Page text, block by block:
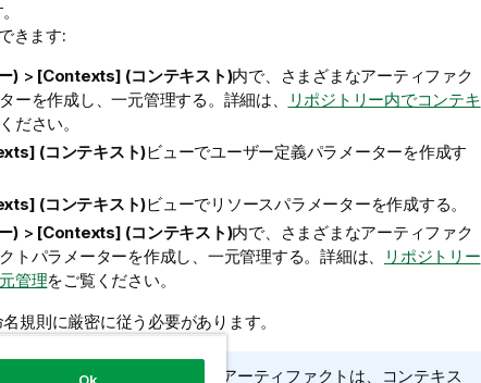
きます:
)> [Contexts] (コンテキスト)内で、さまざまなアーティファク
ーを作成し、一元管理する。詳細は、
リポジトリー内でコンテキ
ださい。
(コンテキスト)ビューでユーザー定義パラメーターを作成す
(コンテキスト)ビューでリソースパラメーターを作成する。
)> [Contexts] (コンテキスト)内で、さまざまなアーティファク
トパラメーターを作成し、一元管理する。詳細は、
リポジトリー
管理をご覧ください。
規則に厳密に従う必要があります。
からの アーティファクトは、コンテキス